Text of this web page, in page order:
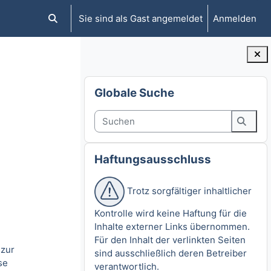
Sucheingabe umschalten
Sie sind als Gast angemeldet Anmelden
Blöcke
Globale Suche überspringen
Globale Suche
Suchen
Haftungsausschluss überspringen
Haftungsausschluss
Trotz sorgfältiger inhaltlicher
Kontrolle wird keine Haftung für die
Inhalte externer Links übernommen.
Für den Inhalt der verlinkten Seiten
sind ausschließlich deren Betreiber
verantwortlich.